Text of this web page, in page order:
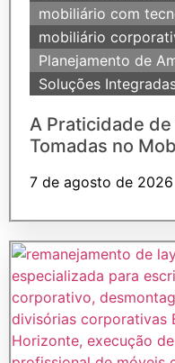
mobiliário com
mobiliário
Planejamento de
Soluções
A Praticidade de
Tomadas no
7 de agosto de 2026